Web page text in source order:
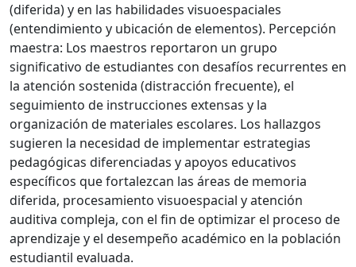
(diferida) y en las habilidades visuoespaciales
(entendimiento y ubicación de elementos). Percepción
maestra: Los maestros reportaron un grupo
significativo de estudiantes con desafíos recurrentes en
la atención sostenida (distracción frecuente), el
seguimiento de instrucciones extensas y la
organización de materiales escolares. Los hallazgos
sugieren la necesidad de implementar estrategias
pedagógicas diferenciadas y apoyos educativos
específicos que fortalezcan las áreas de memoria
diferida, procesamiento visuoespacial y atención
auditiva compleja, con el fin de optimizar el proceso de
aprendizaje y el desempeño académico en la población
estudiantil evaluada.